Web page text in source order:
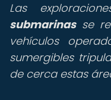
Las
submarinasse
vehículos
sumergibles
de cerca estas